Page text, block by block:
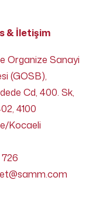
& İletişim
Organize Sanayi
(GOSB),
Cd, 400. Sk,
4100
Kocaeli